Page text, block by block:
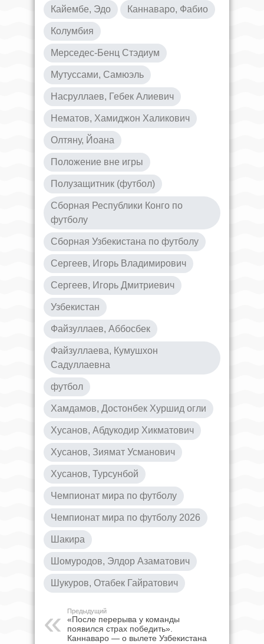
Кайембе, Эдо Каннаваро, Фабио
Колумбия
Мерседес-Бенц Стэдиум
Мутуссами, Самюэль
Насруллаев, Гебек Алиевич
Нематов, Хамиджон Халикович
Олтяну, Йоана
Положение вне игры
Полузащитник (футбол)
Сборная Республики Конго по
футболу
Сборная Узбекистана по футболу
Сергеев, Игорь Владимирович
Сергеев, Игорь Дмитриевич
Узбекистан
Файзуллаев, Аббосбек
Файзуллаева, Кумушхон
Садуллаевна
футбол
Хамдамов, Достонбек Хуршид огли
Хусанов, Абдукодир Хикматович
Хусанов, Зиямат Усманович
Хусанов, Турсунбой
Чемпионат мира по футболу
Чемпионат мира по футболу 2026
Шакира
Шомуродов, Элдор Азаматович
Шукуров, Отабек Гайратович
Предыдущий
«После перерыва у команды
появился страх победить».
Каннаваро — о вылете Узбекистана